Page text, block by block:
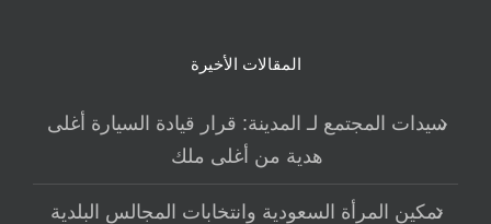
المقالات الأخيرة
سيدات المجتمع لـ المدينة: قرار قيادة السيارة أغلى
هدية من أغلى ملك
تمكين المرأة السعودية وانتخابات المجالس البلدية